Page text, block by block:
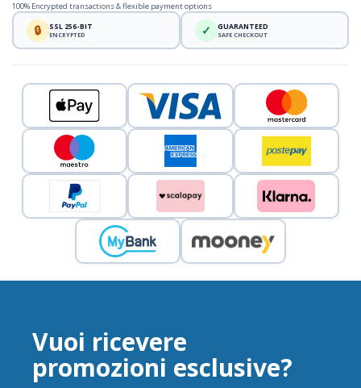
100% Encrypted transactions & flexible payment options
🔒 SSL 256-BIT
ENCRYPTED ✓ GUARANTEED
SAFE CHECKOUT
Vuoi ricevere
promozioni esclusive?